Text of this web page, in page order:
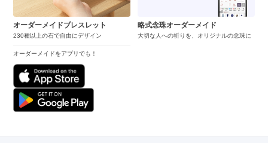
オーダーメイドブレスレット
230種以上の石で自由にデザイン
オーダーメイドをアプリでも！
略式念珠オーダーメイド
大切な人への祈りを、オリジナルの念珠に